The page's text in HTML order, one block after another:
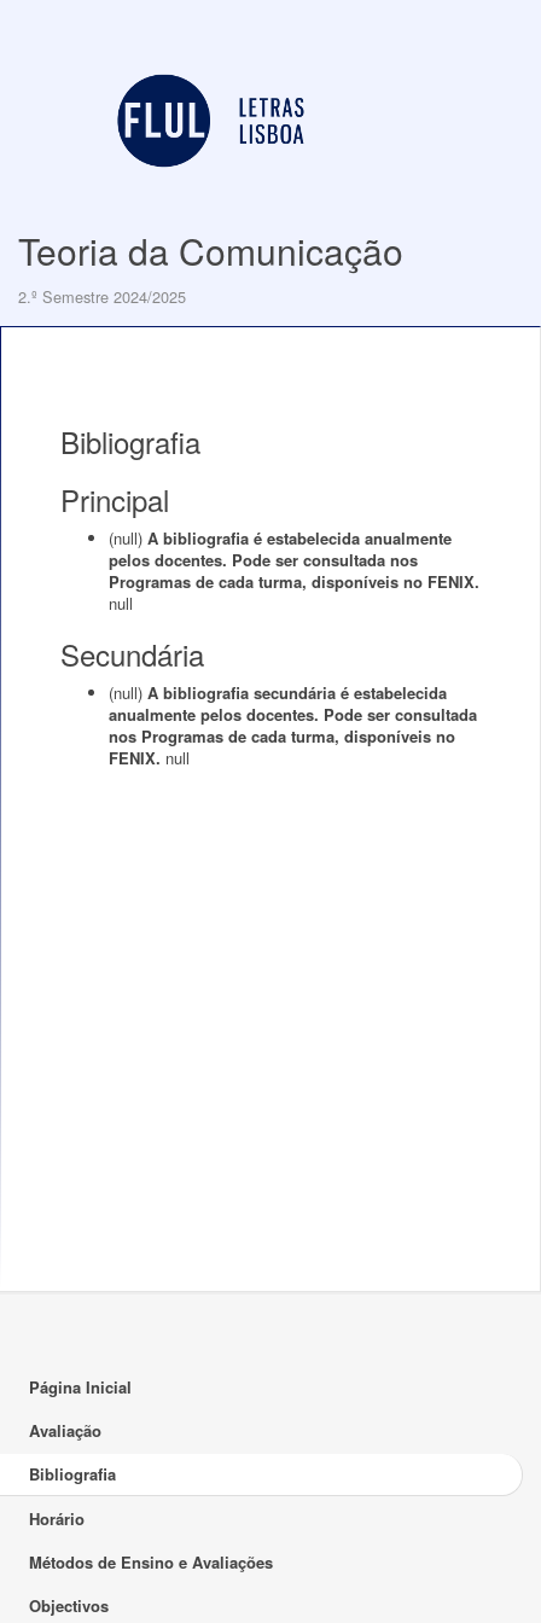
Teoria da Comunicação
2.º Semestre 2024/2025
Bibliografia
Principal
(null) A bibliografia é estabelecida anualmente
pelos docentes. Pode ser consultada nos
Programas de cada turma, disponíveis no FENIX.
null
Secundária
(null) A bibliografia secundária é estabelecida
anualmente pelos docentes. Pode ser consultada
nos Programas de cada turma, disponíveis no
FENIX. null
Página Inicial
Avaliação
Bibliografia
Horário
Métodos de Ensino e Avaliações
Objectivos